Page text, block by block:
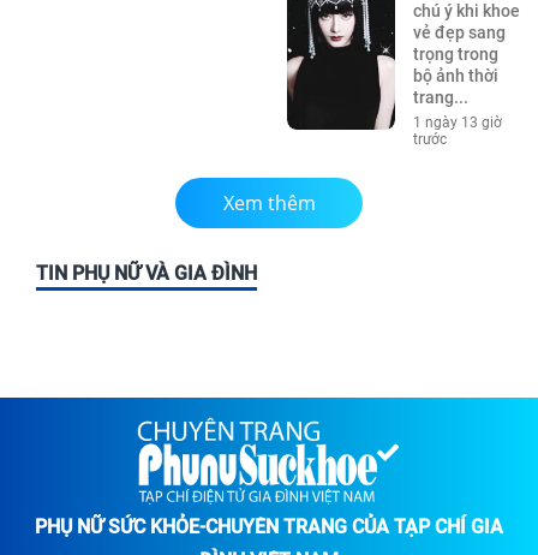
chú ý khi khoe
vẻ đẹp sang
trọng trong
bộ ảnh thời
trang...
1 ngày 13 giờ
trước
Xem thêm
TIN PHỤ NỮ VÀ GIA ĐÌNH
PHỤ NỮ SỨC KHỎE-CHUYÊN TRANG CỦA TẠP CHÍ GIA